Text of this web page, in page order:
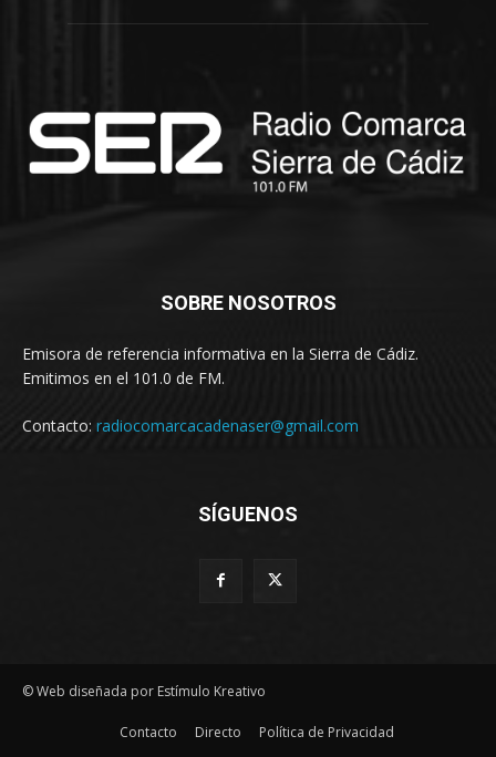
SOBRE NOSOTROS
Emisora de referencia informativa en la Sierra de Cádiz.
Emitimos en el 101.0 de FM.
Contacto: radiocomarcacadenaser@gmail.com
SÍGUENOS
© Web diseñada por Estímulo Kreativo
Contacto Directo Política de Privacidad